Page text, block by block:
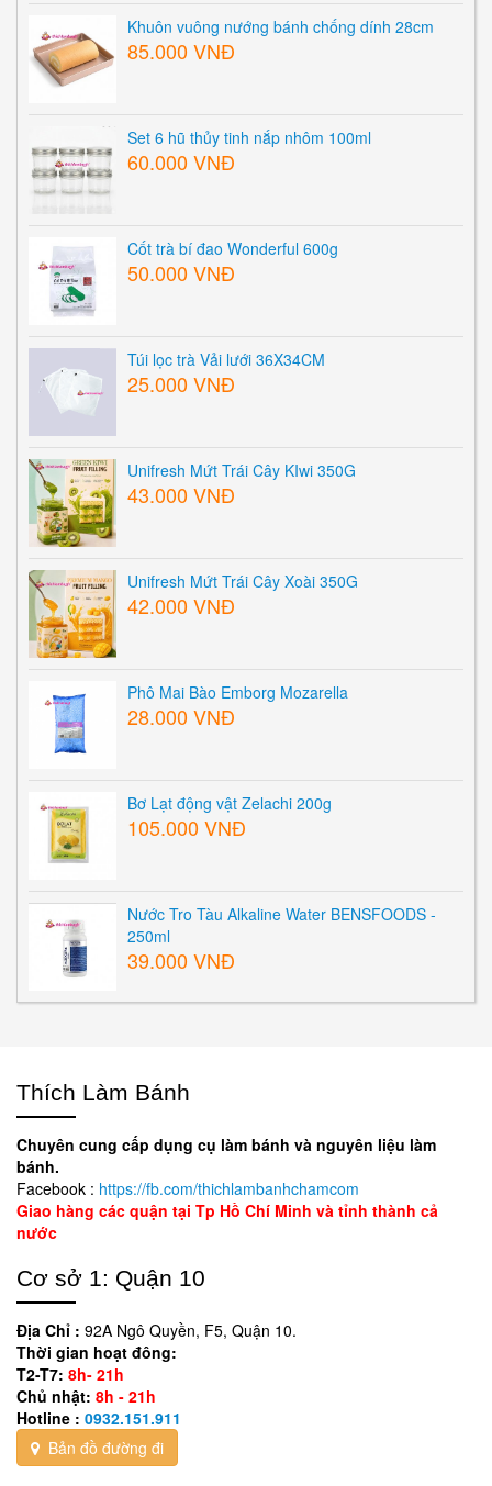
Khuôn vuông nướng bánh chống dính 28cm
85.000 VNĐ
Set 6 hũ thủy tinh nắp nhôm 100ml
60.000 VNĐ
Cốt trà bí đao Wonderful 600g
50.000 VNĐ
Túi lọc trà Vải lưới 36X34CM
25.000 VNĐ
Unifresh Mứt Trái Cây KIwi 350G
43.000 VNĐ
Unifresh Mứt Trái Cây Xoài 350G
42.000 VNĐ
Phô Mai Bào Emborg Mozarella
28.000 VNĐ
Bơ Lạt động vật Zelachi 200g
105.000 VNĐ
Nước Tro Tàu Alkaline Water BENSFOODS -
250ml
39.000 VNĐ
Thích Làm Bánh
Chuyên cung cấp dụng cụ làm bánh và nguyên liệu làm
bánh.
Facebook : https://fb.com/thichlambanhchamcom
Giao hàng các quận tại Tp Hồ Chí Minh và tỉnh thành cả
nước
Cơ sở 1: Quận 10
Địa Chỉ : 92A Ngô Quyền, F5, Quận 10.
Thời gian hoạt đông:
T2-T7: 8h- 21h
Chủ nhật: 8h - 21h
Hotline : 0932.151.911
Bản đồ đường đi